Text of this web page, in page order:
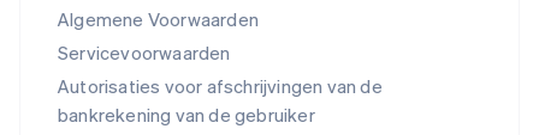
Algemene Voorwaarden
Servicevoorwaarden
Autorisaties voor afschrijvingen van de
bankrekening van de gebruiker
Malta
Mexico
Español English
Nederland